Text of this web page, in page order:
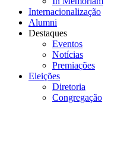
Internacionalização
Alumni
Destaques
Eventos
Notícias
Premiações
Eleições
Diretoria
Congregação